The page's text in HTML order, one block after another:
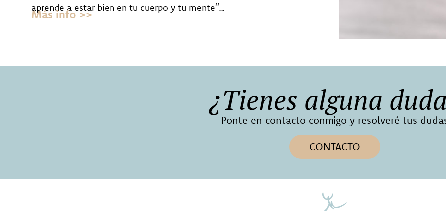
aprende a estar bien en tu cuerpo y tu mente”…
Más info >>
¿Tienes alguna
Ponte en contacto conmigo y resolveré tus
CONTACTO